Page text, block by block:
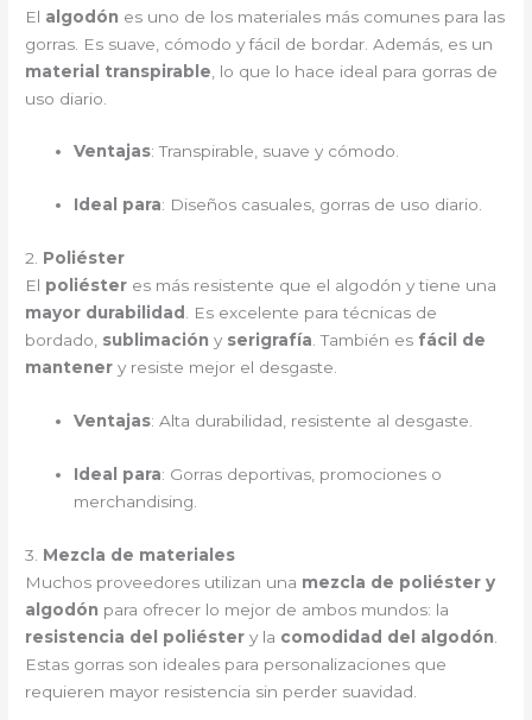
El algodón es uno de los materiales más comunes para las
gorras. Es suave, cómodo y fácil de bordar. Además, es un
material transpirable , lo que lo hace ideal para gorras de
uso diario.
Ventajas: Transpirable, suave y cómodo.
Ideal para: Diseños casuales, gorras de uso diario.
2. Poliéster
El poliéster es más resistente que el algodón y tiene una
mayor durabilidad
. Es excelente para técnicas de
bordado, sublimación y serigrafía . También es fácil de
mantener y resiste mejor el desgaste.
Ventajas: Alta durabilidad, resistente al desgaste.
Ideal para: Gorras deportivas, promociones o
merchandising.
3. Mezcla de materiales
Muchos proveedores utilizan una mezcla de poliéster y
algodón para ofrecer lo mejor de ambos mundos: la
resistencia del poliéster y la comodidad del algodón
Estas gorras son ideales para personalizaciones que
requieren mayor resistencia sin perder suavidad.